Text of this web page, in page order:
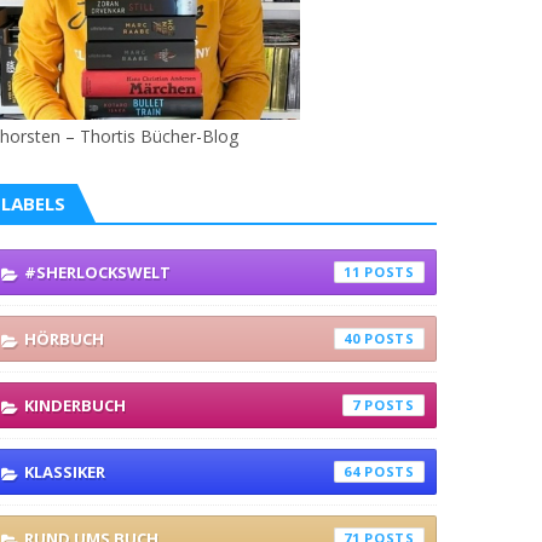
– Thortis Bücher-Blog
LABELS
#SHERLOCKSWELT 11
HÖRBUCH 40
KINDERBUCH 7
KLASSIKER 64
71